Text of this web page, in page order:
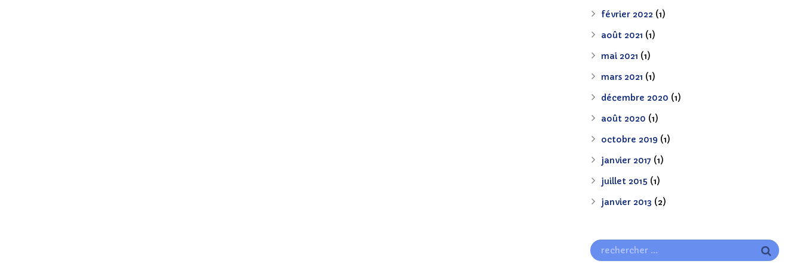
février 2022 (1)
août 2021 (1)
mai 2021 (1)
mars 2021 (1)
décembre 2020 (1)
août 2020 (1)
octobre 2019 (1)
janvier 2017 (1)
juillet 2015 (1)
janvier 2013 (2)